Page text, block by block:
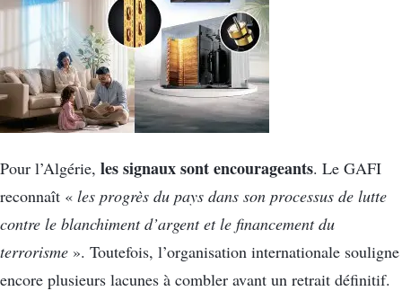
Pour l’Algérie, les signaux sont encourageants. Le GAFI
reconnaît « les progrès du pays dans son processus de lutte
contre le blanchiment d’argent et le financement du
terrorisme ». Toutefois, l’organisation internationale souligne
encore plusieurs lacunes à combler avant un retrait définitif.